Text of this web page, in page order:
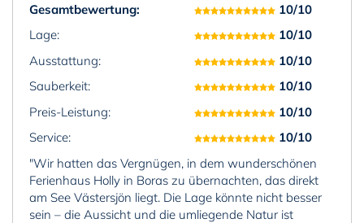
Gesamtbewertung:
10/10
Lage:
10/10
Ausstattung:
10/10
Sauberkeit:
10/10
Preis-Leistung:
10/10
Service:
10/10
"Wir hatten das Vergnügen, in dem wunderschönen
Ferienhaus Holly in Boras zu übernachten, das direkt
am See Västersjön liegt. Die Lage könnte nicht besser
sein – die Aussicht und die umliegende Natur ist